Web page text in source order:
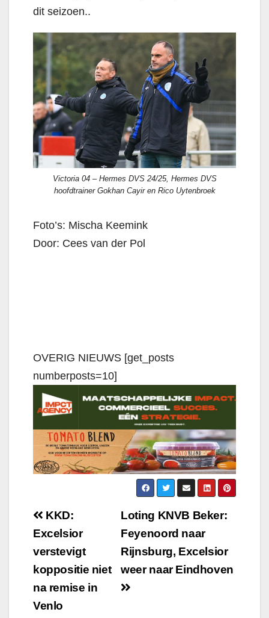
dit seizoen..
Victoria 04 – Hermes DVS 24/25, Hermes DVS
hoofdtrainer Gokhan Cayir en Rico Uytenbroek
Foto’s: Mischa Keemink
Door: Cees van der Pol
OVERIG NIEUWS [get_posts
numberposts=10]
Loting KNVB Beker:
Feyenoord naar
Rijnsburg, Excelsior
weer naar Eindhoven
KKD:
Excelsior
verstevigt
koppositie niet
na remise in
Venlo